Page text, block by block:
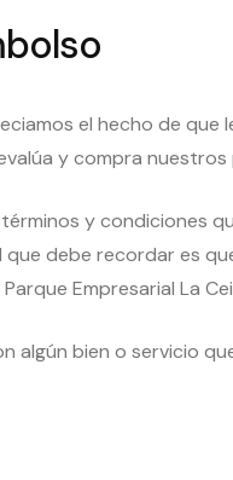
el hecho de
y compra
y condiciones
debe recordar es
Empresarial La
algún bien o servicio